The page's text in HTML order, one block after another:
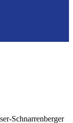
Schnarrenberger